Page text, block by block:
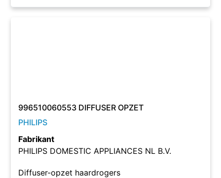
996510060553 DIFFUSER OPZET
PHILIPS
Fabrikant
PHILIPS DOMESTIC APPLIANCES NL B.V.
Diffuser-opzet haardrogers